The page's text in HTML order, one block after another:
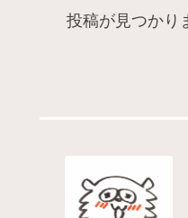
投稿が見つかり